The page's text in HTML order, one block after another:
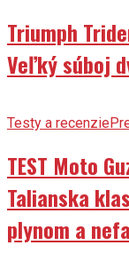
Triumph
Veľký súboj
Testy a recenzie
TEST Moto
Talianska
plynom a